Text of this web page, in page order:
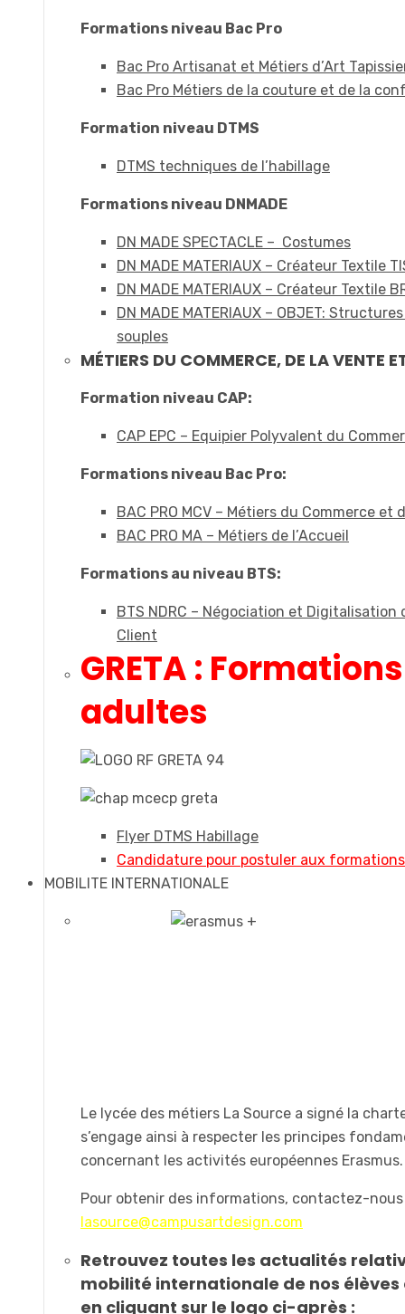
Formations niveau Bac Pro
Bac Pro Artisanat et Métiers d’Art
Bac Pro Métiers de la couture et de la
Formation niveau DTMS
DTMS techniques de l’habillage
Formations niveau DNMADE
DN MADE SPECTACLE – Costumes
DN MADE MATERIAUX – Créateur Textile
DN MADE MATERIAUX – Créateur Textile
DN MADE MATERIAUX – OBJET:
souples
MÉTIERS DU COMMERCE, DE LA VENTE
Formation niveau CAP:
CAP EPC – Equipier Polyvalent du
Formations niveau Bac Pro:
BAC PRO MCV – Métiers du Commerce et
BAC PRO MA – Métiers de l’Accueil
Formations au niveau BTS:
BTS NDRC – Négociation et Digitalisation
Client
GRETA :
adultes
Flyer DTMS Habillage
Candidature pour postuler aux formations
MOBILITE INTERNATIONALE
Le lycée des métiers La Source a signé la
s’engage ainsi à respecter les principes
concernant les activités européennes Erasmus.
Pour obtenir des informations, contactez-
lasource@campusartdesign.com
Retrouvez toutes les actualités
mobilité internationale de nos
en cliquant sur le logo ci-après :